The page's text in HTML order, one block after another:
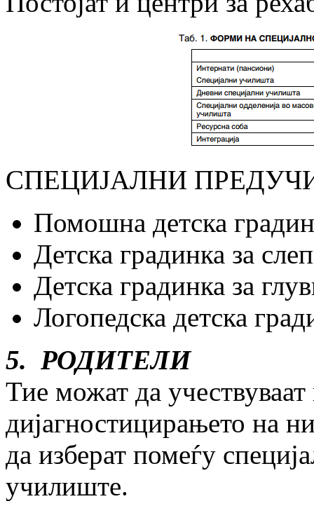
СПЕЦИЈАЛНИ
Помошна детска
Детска градинка за
Детска градинка за
Логопедска детска
5. РОДИТЕЛИ
Тие можат да
дијагностицирањето на
да изберат помеѓу
училиште.